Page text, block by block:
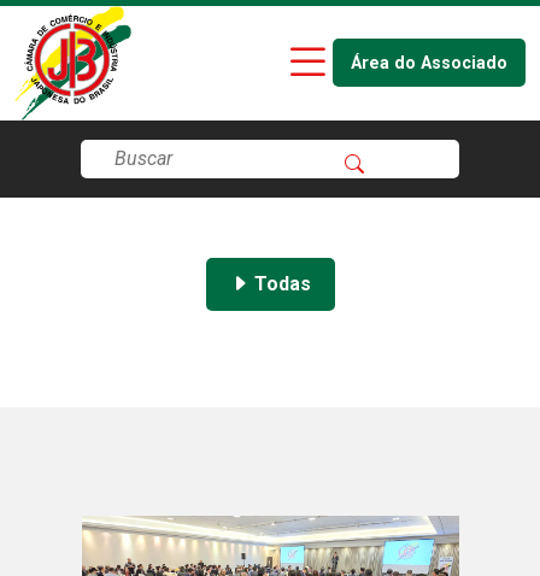
Área do Associado
Todas